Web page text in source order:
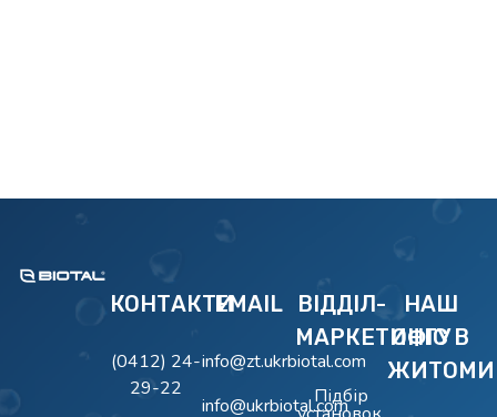
КОНТАКТИ
(0412) 24-
29-22
EMAIL
info@zt.ukrbiotal.com
info@ukrbiotal.com
ВІДДІЛ-
МАРКЕТИНГУ
Підбір
НАШ
ОФІС В